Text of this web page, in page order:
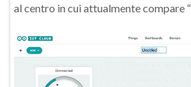
al centro in cui attualmente compare